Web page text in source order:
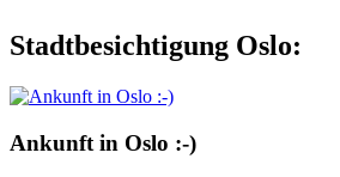
Stadtbesichtigung Oslo:
Ankunft in Oslo :-)